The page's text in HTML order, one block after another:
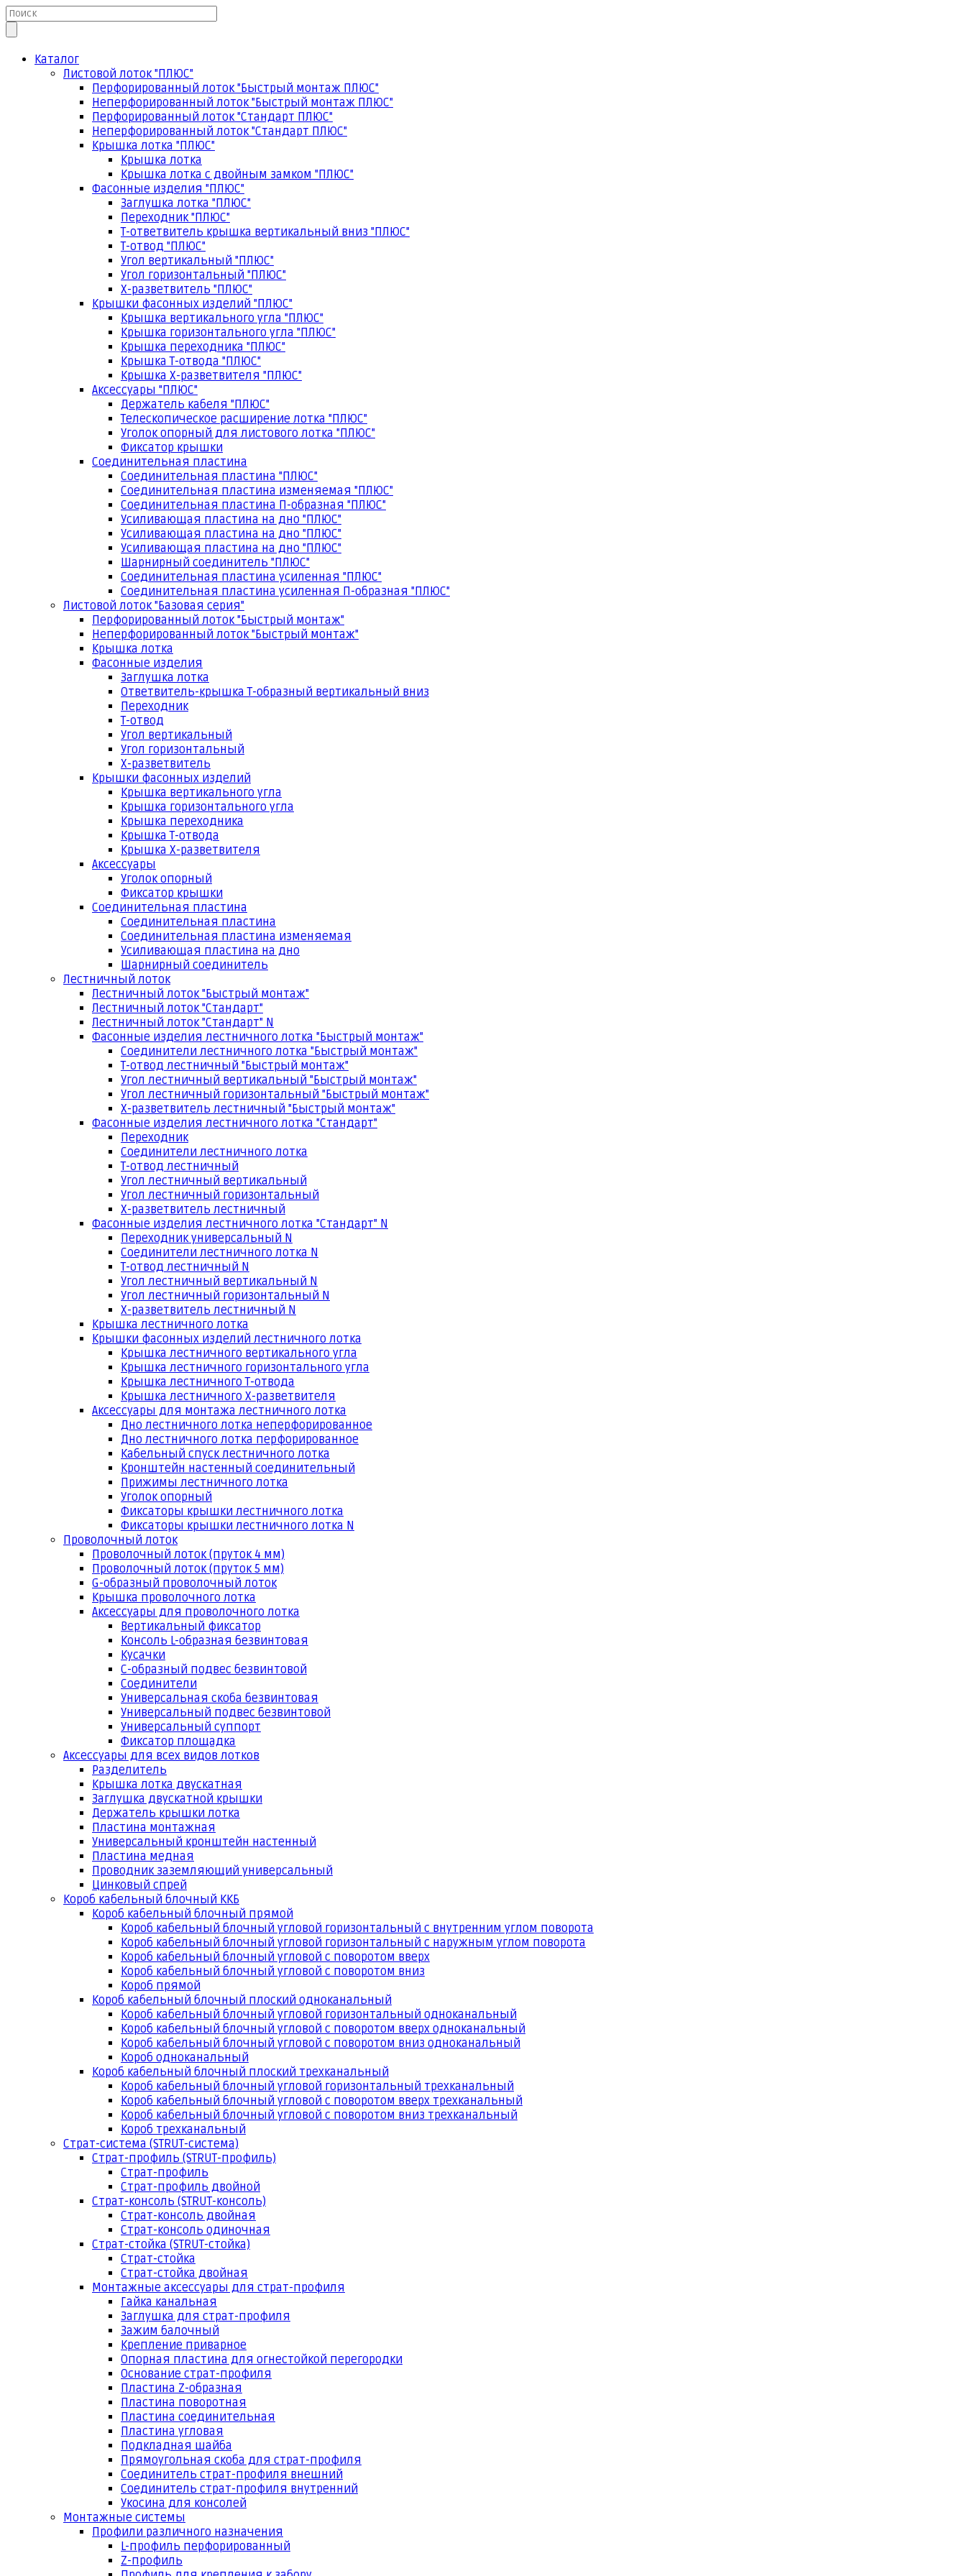
Каталог
Листовой лоток "ПЛЮС"
Перфорированный лоток "Быстрый монтаж ПЛЮС"
Неперфорированный лоток "Быстрый монтаж ПЛЮС"
Перфорированный лоток "Стандарт ПЛЮС"
Неперфорированный лоток "Стандарт ПЛЮС"
Крышка лотка "ПЛЮС"
Крышка лотка
Крышка лотка с двойным замком "ПЛЮС"
Фасонные изделия "ПЛЮС"
Заглушка лотка "ПЛЮС"
Переходник "ПЛЮС"
Т-ответвитель крышка вертикальный вниз "ПЛЮС"
Т-отвод "ПЛЮС"
Угол вертикальный "ПЛЮС"
Угол горизонтальный "ПЛЮС"
Х-разветвитель "ПЛЮС"
Крышки фасонных изделий "ПЛЮС"
Крышка вертикального угла "ПЛЮС"
Крышка горизонтального угла "ПЛЮС"
Крышка переходника "ПЛЮС"
Крышка Т-отвода "ПЛЮС"
Крышка Х-разветвителя "ПЛЮС"
Аксессуары "ПЛЮС"
Держатель кабеля "ПЛЮС"
Телескопическое расширение лотка "ПЛЮС"
Уголок опорный для листового лотка "ПЛЮС"
Фиксатор крышки
Соединительная пластина
Соединительная пластина "ПЛЮС"
Соединительная пластина изменяемая "ПЛЮС"
Соединительная пластина П-образная "ПЛЮС"
Усиливающая пластина на дно "ПЛЮС"
Усиливающая пластина на дно "ПЛЮС"
Усиливающая пластина на дно "ПЛЮС"
Шарнирный соединитель "ПЛЮС"
Соединительная пластина усиленная "ПЛЮС"
Соединительная пластина усиленная П-образная "ПЛЮС"
Листовой лоток "Базовая серия"
Перфорированный лоток "Быстрый монтаж"
Неперфорированный лоток "Быстрый монтаж"
Крышка лотка
Фасонные изделия
Заглушка лотка
Ответвитель-крышка Т-образный вертикальный вниз
Переходник
Т-отвод
Угол вертикальный
Угол горизонтальный
Х-разветвитель
Крышки фасонных изделий
Крышка вертикального угла
Крышка горизонтального угла
Крышка переходника
Крышка Т-отвода
Крышка Х-разветвителя
Аксессуары
Уголок опорный
Фиксатор крышки
Соединительная пластина
Соединительная пластина
Соединительная пластина изменяемая
Усиливающая пластина на дно
Шарнирный соединитель
Лестничный лоток
Лестничный лоток "Быстрый монтаж"
Лестничный лоток "Стандарт"
Лестничный лоток "Стандарт" N
Фасонные изделия лестничного лотка "Быстрый монтаж"
Соединители лестничного лотка "Быстрый монтаж"
Т-отвод лестничный "Быстрый монтаж"
Угол лестничный вертикальный "Быстрый монтаж"
Угол лестничный горизонтальный "Быстрый монтаж"
Х-разветвитель лестничный "Быстрый монтаж"
Фасонные изделия лестничного лотка "Стандарт"
Переходник
Соединители лестничного лотка
Т-отвод лестничный
Угол лестничный вертикальный
Угол лестничный горизонтальный
Х-разветвитель лестничный
Фасонные изделия лестничного лотка "Стандарт" N
Переходник универсальный N
Соединители лестничного лотка N
Т-отвод лестничный N
Угол лестничный вертикальный N
Угол лестничный горизонтальный N
Х-разветвитель лестничный N
Крышка лестничного лотка
Крышки фасонных изделий лестничного лотка
Крышка лестничного вертикального угла
Крышка лестничного горизонтального угла
Крышка лестничного Т-отвода
Крышка лестничного Х-разветвителя
Аксессуары для монтажа лестничного лотка
Дно лестничного лотка неперфорированное
Дно лестничного лотка перфорированное
Кабельный спуск лестничного лотка
Кронштейн настенный соединительный
Прижимы лестничного лотка
Уголок опорный
Фиксаторы крышки лестничного лотка
Фиксаторы крышки лестничного лотка N
Проволочный лоток
Проволочный лоток (пруток 4 мм)
Проволочный лоток (пруток 5 мм)
G-образный проволочный лоток
Крышка проволочного лотка
Аксессуары для проволочного лотка
Вертикальный фиксатор
Консоль L-образная безвинтовая
Кусачки
С-образный подвес безвинтовой
Соединители
Универсальная скоба безвинтовая
Универсальный подвес безвинтовой
Универсальный суппорт
Фиксатор площадка
Аксессуары для всех видов лотков
Разделитель
Крышка лотка двускатная
Заглушка двускатной крышки
Держатель крышки лотка
Пластина монтажная
Универсальный кронштейн настенный
Пластина медная
Проводник заземляющий универсальный
Цинковый спрей
Короб кабельный блочный ККБ
Короб кабельный блочный прямой
Короб кабельный блочный угловой горизонтальный с внутренним углом поворота
Короб кабельный блочный угловой горизонтальный с наружным углом поворота
Короб кабельный блочный угловой с поворотом вверх
Короб кабельный блочный угловой с поворотом вниз
Короб прямой
Короб кабельный блочный плоский одноканальный
Короб кабельный блочный угловой горизонтальный одноканальный
Короб кабельный блочный угловой с поворотом вверх одноканальный
Короб кабельный блочный угловой с поворотом вниз одноканальный
Короб одноканальный
Короб кабельный блочный плоский трехканальный
Короб кабельный блочный угловой горизонтальный трехканальный
Короб кабельный блочный угловой с поворотом вверх трехканальный
Короб кабельный блочный угловой с поворотом вниз трехканальный
Короб трехканальный
Страт-система (STRUT-система)
Страт-профиль (STRUT-профиль)
Страт-профиль
Страт-профиль двойной
Страт-консоль (STRUT-консоль)
Страт-консоль двойная
Страт-консоль одиночная
Страт-стойка (STRUT-стойка)
Страт-стойка
Страт-стойка двойная
Монтажные аксессуары для страт-профиля
Гайка канальная
Заглушка для страт-профиля
Зажим балочный
Крепление приварное
Опорная пластина для огнестойкой перегородки
Основание страт-профиля
Пластина Z-образная
Пластина поворотная
Пластина соединительная
Пластина угловая
Подкладная шайба
Прямоугольная скоба для страт-профиля
Соединитель страт-профиля внешний
Соединитель страт-профиля внутренний
Укосина для консолей
Монтажные системы
Профили различного назначения
L-профиль перфорированный
Z-профиль